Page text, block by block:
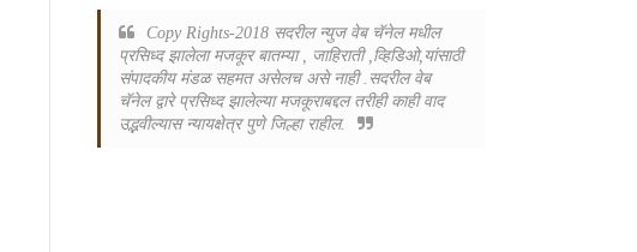
Copy Rights-2018 सदरील न्युज वेब चॅनेल मधील
प्रसिध्द झालेला मजकूर बातम्या , जाहिराती ,व्हिडिओ,यांसाठी
संपादकीय मंडळ सहमत असेलच असे नाही .सदरील वेब
चॅनेल द्वारे प्रसिध्द झालेल्या मजकूराबद्दल तरीही काही वाद
उद्भवील्यास न्यायक्षेत्र पुणे जिल्हा राहील.